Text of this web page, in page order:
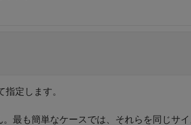
定します。
最も簡単なケースでは、それらを同じサ